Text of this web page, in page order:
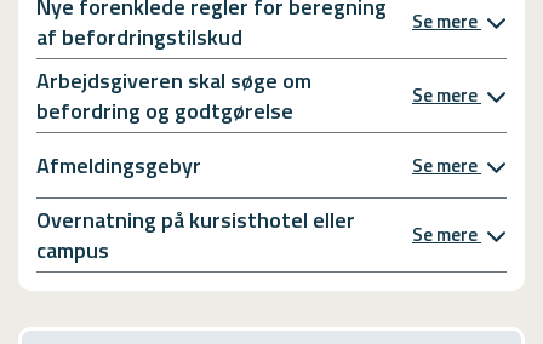
af befordringstilskud
Se mere
Arbejdsgiveren skal søge om
befordring og godtgørelse
Se mere
Afmeldingsgebyr Se mere
Overnatning på kursisthotel eller
campus
Se mere